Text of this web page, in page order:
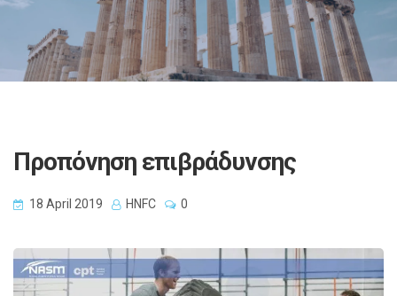
Προπόνηση επιβράδυνσης
18 April 2019 HNFC 0